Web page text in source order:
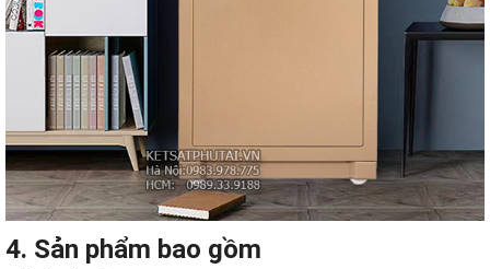
4. Sản phẩm bao gồm